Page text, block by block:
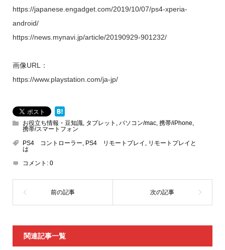
https://japanese.engadget.com/2019/10/07/ps4-xperia-
android/
https://news.mynavi.jp/article/20190929-901232/
画像URL：
https://www.playstation.com/ja-jp/
お役立ち情報・豆知識, タブレット , パソコン/mac, 携帯/iPhone,
携帯/スマートフォン
PS4 コントローラー, PS4 リモートプレイ , リモートプレイと
は
コメント: 0
関連記事一覧